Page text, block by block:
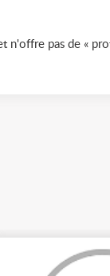
n'offre pas de «